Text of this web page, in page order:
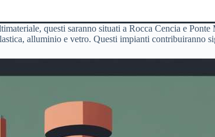
questi saranno situati a Rocca Cencia e
alluminio e vetro. Questi impianti